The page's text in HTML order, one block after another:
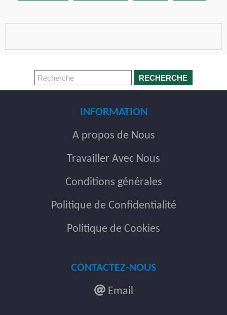
RECHERCHE
INFORMATION
A propos de Nous
Travailler Avec Nous
Conditions générales
Politique de Confidentialité
Politique de Cookies
CONTACTEZ-NOUS
Email